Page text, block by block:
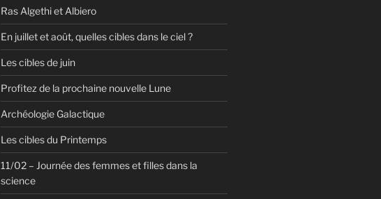
Ras Algethi et Albiero
En juillet et août, quelles cibles dans le ciel ?
Les cibles de juin
Profitez de la prochaine nouvelle Lune
Archéologie Galactique
Les cibles du Printemps
11/02 – Journée des femmes et filles dans la
science